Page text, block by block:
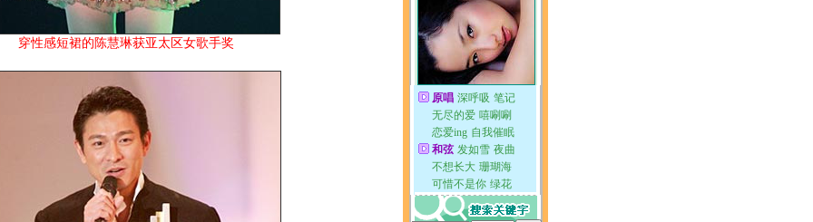
穿性感短裙的陈慧琳获亚太区女歌手奖